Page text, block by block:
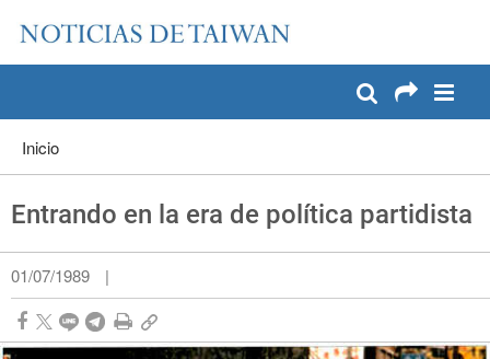
Pase a contenido principal
Inicio
Entrando en la era de política partidista
01/07/1989 |